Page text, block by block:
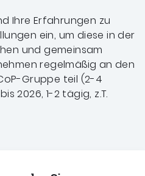
Ihre Erfahrungen zu
ein, um diese in der
und gemeinsam
regelmäßig an den
Gruppe teil (2-4
2026, 1-2 tägig, z.T.